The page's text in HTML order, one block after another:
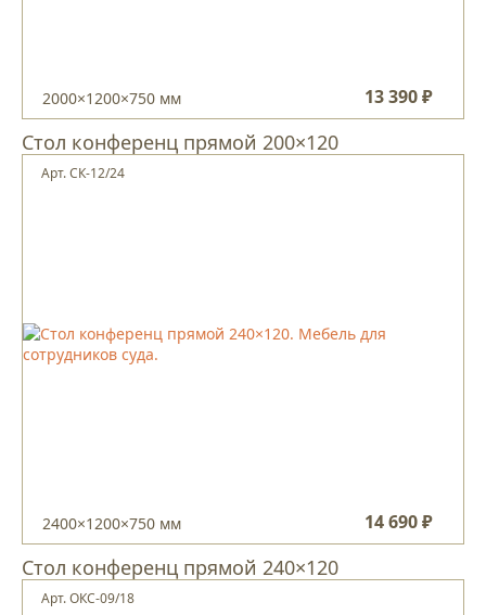
2000×1200×750 мм 13 390 ₽
Стол конференц прямой 200×120
2400×1200×750 мм 14 690 ₽
Арт. СК-12/24
Стол конференц прямой 240×120
Арт. ОКС-09/18